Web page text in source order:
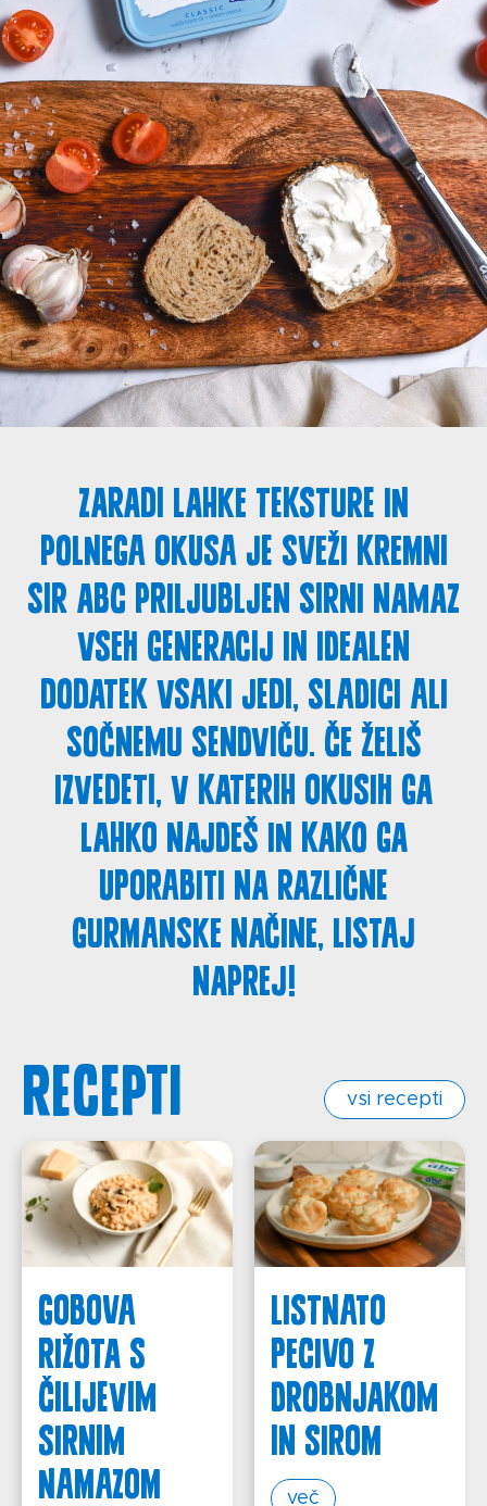
Domača stran
Izdelki
Recepti
Zgodba o ABC siru
Kontakt
Splošni pogoji
Zaradi lahke teksture in
polnega okusa je sveži kremni
sir ABC priljubljen sirni namaz
vseh generacij in idealen
dodatek vsaki jedi, sladici ali
sočnemu sendviču. Če želiš
izvedeti, v katerih okusih ga
lahko najdeš in kako ga
uporabiti na različne
gurmanske načine, listaj
naprej!
Recepti vsi recepti
GOBOVA
RIŽOTA S
ČILIJEVIM
SIRNIM
NAMAZOM
LISTNATO
PECIVO Z
DROBNJAKOM
IN SIROM
več